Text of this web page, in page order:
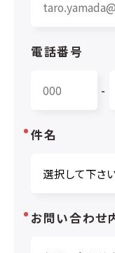
電話番号
-
件名
お問い合わせ